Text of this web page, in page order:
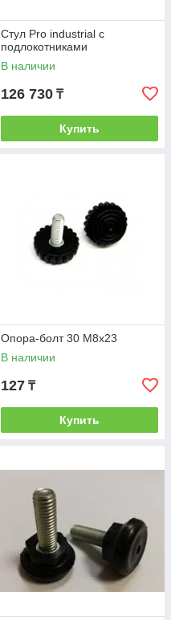
Стул Pro industrial с
подлокотниками
В наличии
126 730 ₸
Купить
Опора-болт 30 М8х23
В наличии
127 ₸
Купить